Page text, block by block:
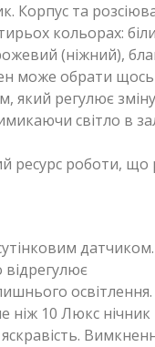
Корпус та
кольорах:
(ніжний),
може обрати щось
який регулює
світло в
ресурс роботи, що
ніж 10 Люкс нічник